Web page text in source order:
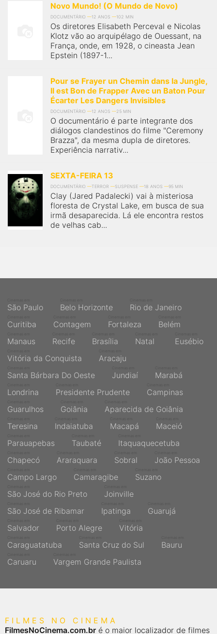
Novo Mundo! (O Mundo de Novo)
DOCUMENTÁRIO 12 ANOS 102 MIN
Os diretores Elisabeth Perceval e Nicolas
Klotz vão ao arquipélago de Ouessant, na
França, onde, em 1928, o cineasta Jean
Epstein (1897-1...
Pour se Frayer un Chemin dans la Jungle,
Il est Bon de Frapper Avec un Baton Pour
Écarter Les Dangers Invisibles
DOCUMENTÁRIO 12 ANOS 25 MIN
O documentário é parte integrante dos
diálogos clandestinos do filme "Ceremony
Brazza", da mesma dupla de diretores.
Experiência narrativ...
SEXTA-FEIRA 13
DOCUMENTÁRIO TERROR SUSPENSE 18 ANOS 95 MIN
Clay (Jared Padalecki) vai à misteriosa
floresta de Crystal Lake, em busca de sua
irmã desaparecida. Lá ele encontra restos
de velhas cab...
São Paulo Belo Horizonte Rio de Janeiro
Curitiba Contagem Fortaleza Belém
Manaus Recife Brasília Natal Eusébio
Vitória da Conquista Aracaju
Santa Bárbara Do Oeste Jundiaí Marabá
Londrina Presidente Prudente Campinas
Guarulhos Goiânia Aparecida de Goiânia
Teresina Indaiatuba Macapá Maceió
Parauapebas Taubaté Itaquaquecetuba
Chapecó Araraquara Sobral João Pessoa
Campo Largo Camaragibe Suzano
São José do Rio Preto Joinville
São José de Ribamar Ipatinga Guarujá
Salvador Porto Alegre Vitória
Caraguatatuba Santa Cruz do Sul Bauru
Caruaru Vargem Grande Paulista
FILMES NO CINEMA
FilmesNoCinema.com.br é o maior localizador de filmes